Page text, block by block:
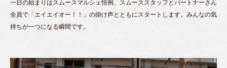
一日の始まりはスムースマルシェ恒例、スムーススタッフとパートナーさん
全員で「エイエイオー！！」の掛け声とともにスタートします。みんなの気
持ちが一つになる瞬間です。